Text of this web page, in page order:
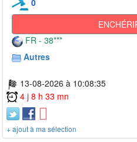
0
FR - 38***
Autres
13-08-2026 à 10:08:35
4 j 8 h 33 mn
+ ajout à ma sélection